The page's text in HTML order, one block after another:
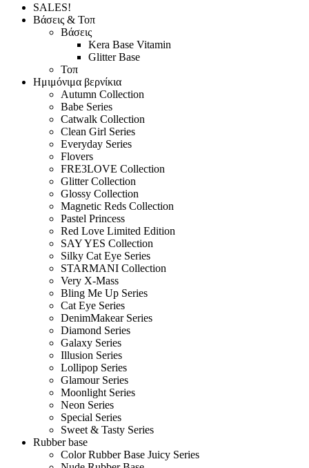
SALES!
Βάσεις & Τοπ
Βάσεις
Kera Base Vitamin
Glitter Base
Τοπ
Ημιμόνιμα βερνίκια
Autumn Collection
Babe Series
Catwalk Collection
Clean Girl Series
Everyday Series
Flovers
FRE3LOVE Collection
Glitter Collection
Glossy Collection
Magnetic Reds Collection
Pastel Princess
Red Love Limited Edition
SAY YES Collection
Silky Cat Eye Series
STARMANI Collection
Very X-Mass
Bling Me Up Series
Cat Eye Series
DenimMakear Series
Diamond Series
Galaxy Series
Illusion Series
Lollipop Series
Glamour Series
Moonlight Series
Neon Series
Special Series
Sweet & Tasty Series
Rubber base
Color Rubber Base Juicy Series